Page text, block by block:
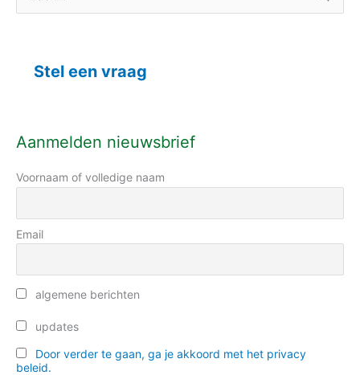
a
:
Stel een vraag
Aanmelden nieuwsbrief
Voornaam of volledige naam
Email
algemene berichten
updates
Door verder te gaan, ga je akkoord met het privacy
beleid.
a
i
e
n